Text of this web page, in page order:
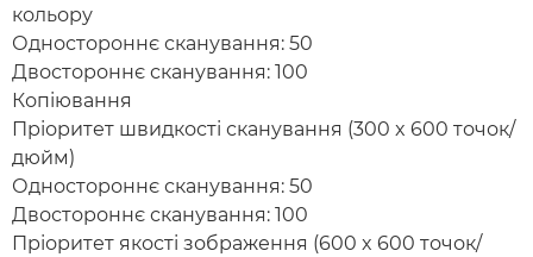
кольору
Одностороннє сканування: 50
Двостороннє сканування: 100
Копіювання
Пріоритет швидкості сканування (300 x 600 точок/
дюйм)
Одностороннє сканування: 50
Двостороннє сканування: 100
Пріоритет якості зображення (600 x 600 точок/